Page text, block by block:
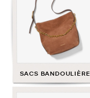
SACS BANDOULIÈRE